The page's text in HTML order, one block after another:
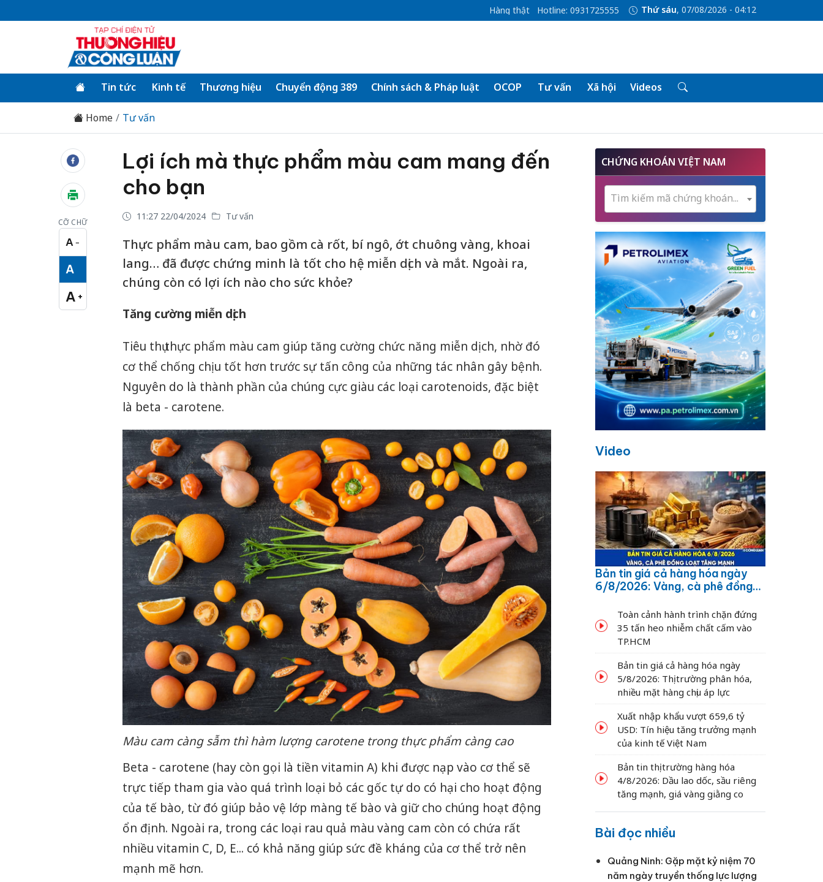
Hàng thật Hotline: 0931725555 Thứ sáu, 07/08/2026 - 04:13
Tin tức Kinh tế Thương hiệu Chuyển động 389 Chính sách & Pháp luật OCOP Tư vấn Xã hội Videos
Home Tư vấn
CỠ CHỮ
A −
Cỡ chữ nhỏ
A
Cỡ chữ vừa
A +
Cỡ chữ lớn
Lợi ích mà thực phẩm màu cam mang đến
cho bạn
11:27 22/04/2024 Tư vấn
Thực phẩm màu cam, bao gồm cà rốt, bí ngô, ớt chuông vàng, khoai
lang… đã được chứng minh là tốt cho hệ miễn dịch và mắt. Ngoài ra,
chúng còn có lợi ích nào cho sức khỏe?
Tăng cường miễn dịch
Tiêu thụ thực phẩm màu cam giúp tăng cường chức năng miễn dịch, nhờ đó
cơ thể chống chịu tốt hơn trước sự tấn công của những tác nhân gây bệnh.
Nguyên do là thành phần của chúng cực giàu các loại carotenoids, đặc biệt
là beta - carotene.
Màu cam càng sẫm thì hàm lượng carotene trong thực phẩm càng cao
Beta - carotene (hay còn gọi là tiền vitamin A) khi được nạp vào cơ thể sẽ
trực tiếp tham gia vào quá trình loại bỏ các gốc tự do có hại cho hoạt động
của tế bào, từ đó giúp bảo vệ lớp màng tế bào và giữ cho chúng hoạt động
ổn định. Ngoài ra, trong các loại rau quả màu vàng cam còn có chứa rất
nhiều vitamin C, D, E... có khả năng giúp sức đề kháng của cơ thể trở nên
mạnh mẽ hơn.
CHỨNG KHOÁN VIỆT NAM
Tìm kiếm mã chứng khoán...
Video
Bản tin giá cả hàng hóa ngày
6/8/2026: Vàng, cà phê đồng
Toàn cảnh hành trình chặn đứng
35 tấn heo nhiễm chất cấm vào
TP.HCM
Bản tin giá cả hàng hóa ngày
5/8/2026: Thị trường phân hóa,
nhiều mặt hàng chịu áp lực
Xuất nhập khẩu vượt 659,6 tỷ
USD: Tín hiệu tăng trưởng mạnh
của kinh tế Việt Nam
Bản tin thị trường hàng hóa
4/8/2026: Dầu lao dốc, sầu riêng
tăng mạnh, giá vàng giằng co
Bài đọc nhiều
Quảng Ninh: Gặp mặt kỷ niệm 70
năm ngày truyền thống lực lượng